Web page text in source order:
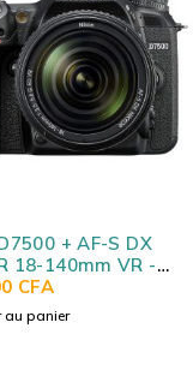
GoPro
Appareil
Ajouter au panier